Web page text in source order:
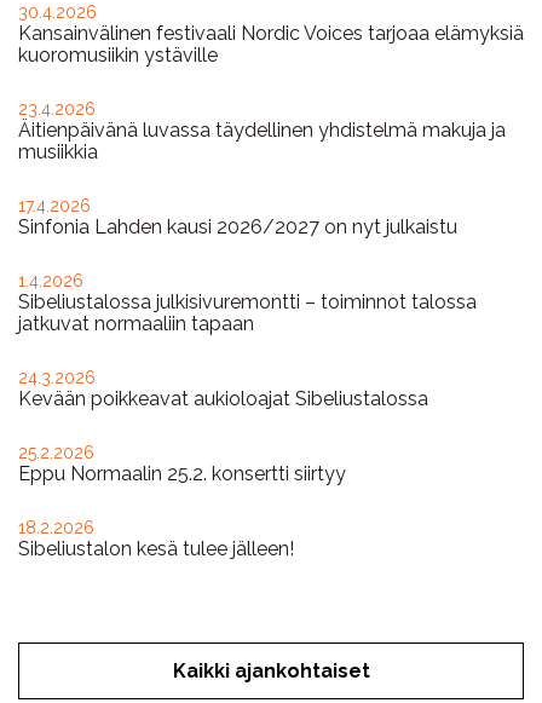
30.4.2026
Kansainvälinen festivaali Nordic Voices tarjoaa elämyksiä
kuoromusiikin ystäville
23.4.2026
Äitienpäivänä luvassa täydellinen yhdistelmä makuja ja
musiikkia
17.4.2026
Sinfonia Lahden kausi 2026/2027 on nyt julkaistu
1.4.2026
Sibeliustalossa julkisivuremontti – toiminnot talossa
jatkuvat normaaliin tapaan
24.3.2026
Kevään poikkeavat aukioloajat Sibeliustalossa
25.2.2026
Eppu Normaalin 25.2. konsertti siirtyy
18.2.2026
Sibeliustalon kesä tulee jälleen!
Kaikki ajankohtaiset